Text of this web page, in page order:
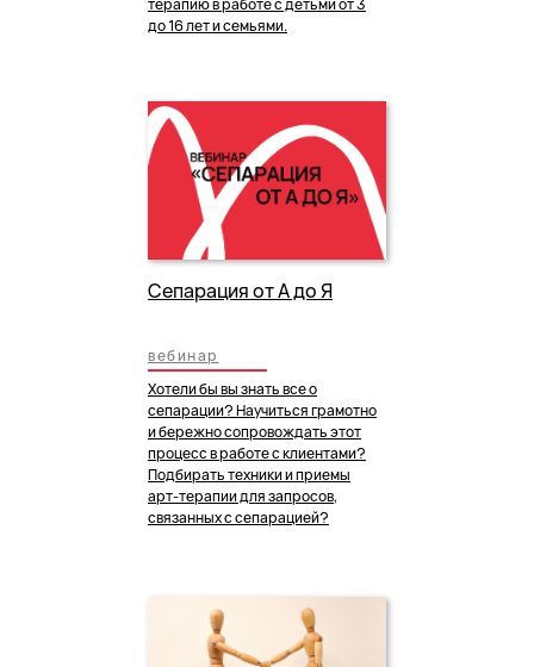
терапию в работе с детьми от 3
до 16 лет и семьями.
вебинар
Хотели бы вы знать все о
сепарации? Научиться грамотно
и бережно сопровождать этот
процесс в работе с клиентами?
Подбирать техники и приемы
арт-терапии для запросов,
связанных с сепарацией?
Сепарация от А до Я